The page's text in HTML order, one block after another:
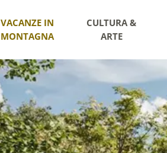
VACANZE IN
MONTAGNA
CULTURA &
ARTE